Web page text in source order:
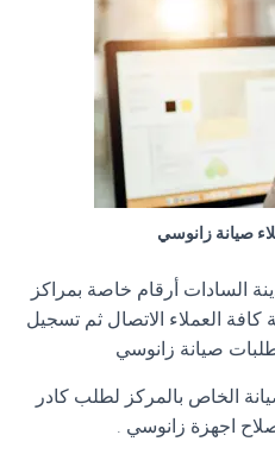
صيانة زانوسي
السادات أرقام خاصة بمراكز
العملاء الاتصال ثم تسجيل
صيانة زانوسي
الخاص بالمركز لطلب كادر
اجهزة زانوسي .